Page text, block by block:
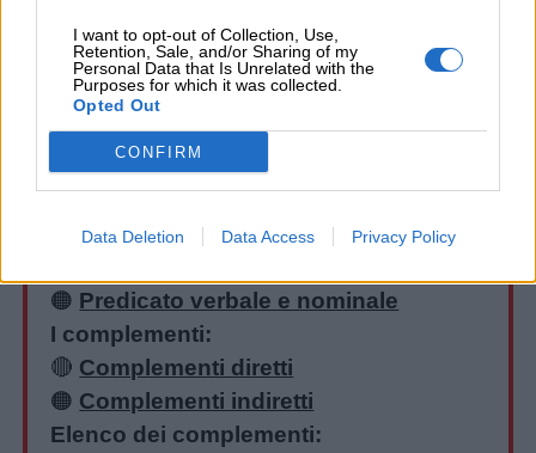
I want to opt-out of Collection, Use,
Retention, Sale, and/or Sharing of my
Personal Data that Is Unrelated with the
Purposes for which it was collected.
Opted Out
CONFIRM
Data Deletion Data Access Privacy Policy
Analisi logica:
🔴Le regole dell’analisi logica
Soggetto e predicato:
🟠 Predicato verbale e nominale
I complementi:
🔴 Complementi diretti
🟠 Complementi indiretti
Elenco dei complementi: